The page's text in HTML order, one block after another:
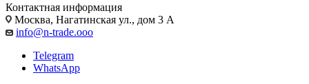
Контактная информация
Москва, Нагатинская ул., дом 3 А
info@n-trade.ooo
Telegram
WhatsApp